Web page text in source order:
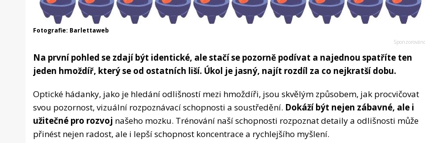
Fotografie: Barlettaweb
Na první pohled se zdají být identické, ale stačí se pozorně podívat a najednou spatříte ten
jeden hmoždíř, který se od ostatních liší. Úkol je jasný, najít rozdíl za co nejkratší dobu.
Optické hádanky, jako je hledání odlišností mezi hmoždíři, jsou skvělým způsobem, jak procvičovat
svou pozornost, vizuální rozpoznávací schopnosti a soustředění. Dokáží být nejen zábavné, ale i
užitečné pro rozvoj našeho mozku. Trénování naší schopnosti rozpoznat detaily a odlišnosti může
přinést nejen radost, ale i lepší schopnost koncentrace a rychlejšího myšlení.